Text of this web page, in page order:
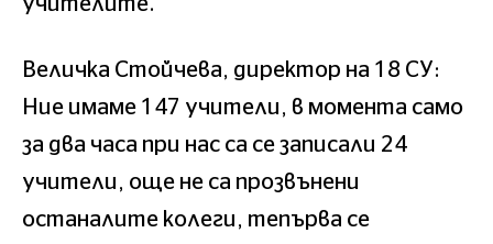
Величка Стойчева, директор на 18 СУ:
Ние имаме 147 учители, в момента само
за два часа при нас са се записали 24
учители, още не са прозвънени
останалите колеги, тепърва се